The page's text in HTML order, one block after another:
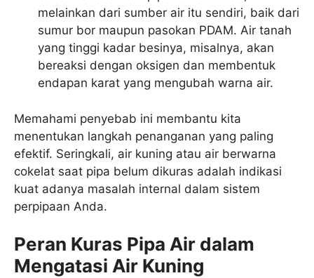
melainkan dari sumber air itu sendiri, baik dari
sumur bor maupun pasokan PDAM. Air tanah
yang tinggi kadar besinya, misalnya, akan
bereaksi dengan oksigen dan membentuk
endapan karat yang mengubah warna air.
Memahami penyebab ini membantu kita
menentukan langkah penanganan yang paling
efektif. Seringkali, air kuning atau air berwarna
cokelat saat pipa belum dikuras adalah indikasi
kuat adanya masalah internal dalam sistem
perpipaan Anda.
Peran Kuras Pipa Air dalam
Mengatasi Air Kuning